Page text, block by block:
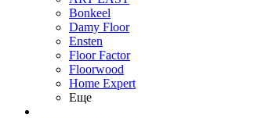
Bonkeel
Damy Floor
Ensten
Floor Factor
Floorwood
Home Expert
Еще